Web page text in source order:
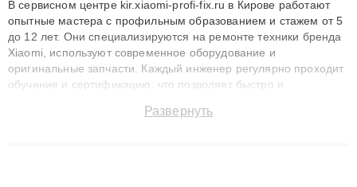
В сервисном центре kir.xiaomi-profi-fix.ru в Кирове работают
опытные мастера с профильным образованием и стажем от 5
до 12 лет. Они специализируются на ремонте техники бренда
Xiaomi, используют современное оборудование и
оригинальные запчасти. Каждый инженер регулярно проходит
обучение и сертификацию, что позволяет быстро и
сохранением гарантии до 3 лет. Наши мастера решают
Развернуть